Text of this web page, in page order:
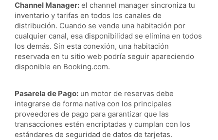
Channel Manager: el channel manager sincroniza tu
inventario y tarifas en todos los canales de
distribución. Cuando se vende una habitación por
cualquier canal, esa disponibilidad se elimina en todos
los demás. Sin esta conexión, una habitación
reservada en tu sitio web podría seguir apareciendo
disponible en Booking.com.
Pasarela de Pago: un motor de reservas debe
integrarse de forma nativa con los principales
proveedores de pago para garantizar que las
transacciones estén encriptadas y cumplan con los
estándares de seguridad de datos de tarjetas.